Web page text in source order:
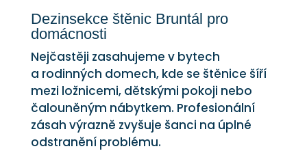
Dezinsekce štěnic Bruntál pro
domácnosti
Nejčastěji zasahujeme v bytech
a rodinných domech, kde se štěnice šíří
mezi ložnicemi, dětskými pokoji nebo
čalouněným nábytkem. Profesionální
zásah výrazně zvyšuje šanci na úplné
odstranění problému.